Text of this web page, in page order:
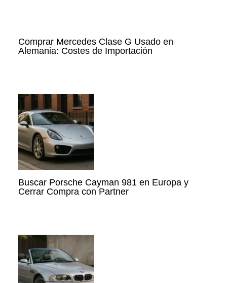
Comprar Mercedes Clase G Usado en
Alemania: Costes de Importación
Buscar Porsche Cayman 981 en Europa y
Cerrar Compra con Partner